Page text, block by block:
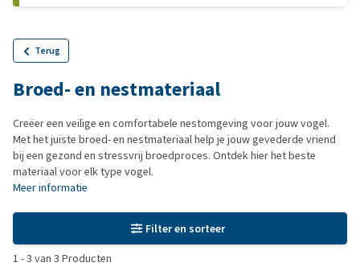
Terug
Broed- en nestmateriaal
Creëer een veilige en comfortabele nestomgeving voor jouw vogel.
Met het juiste broed- en nestmateriaal help je jouw gevederde vriend
bij een gezond en stressvrij broedproces. Ontdek hier het beste
materiaal voor elk type vogel.
Meer informatie
Filter en sorteer
1 -3 van 3 Producten